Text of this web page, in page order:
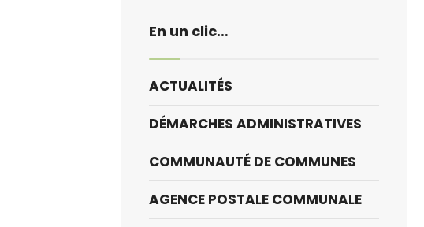
En un clic…
ACTUALITÉS
DÉMARCHES ADMINISTRATIVES
COMMUNAUTÉ DE COMMUNES
AGENCE POSTALE COMMUNALE